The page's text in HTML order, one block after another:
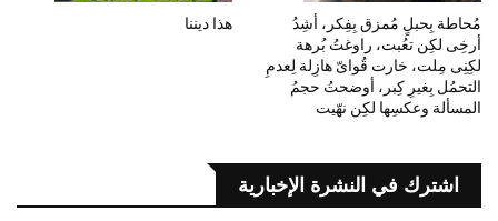
مُحاطة بِحبلٍ مُمزق بِفِكر، أشِدُ
أرخِى لكِن تعُبت، راوغتُ بُرهة
لكِنِى مِلت، خارت قُواىّ هازِلة لِعدمِ
التحمُل بِغيرِ كِبر، أوضحتُ حجمُ
المسألة وعكسِها لكِن نهّيت
هذا ديننا
اشترك في النشرة الإخبارية